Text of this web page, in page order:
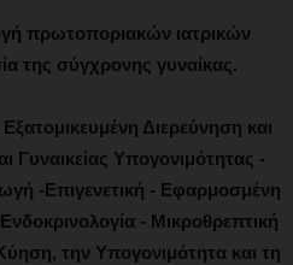
πρωτοποριακών ιατρικών
της σύγχρονης γυναίκας.
Διερεύνηση και
Γυναικείας Υπογονιμότητας -
-Επιγενετική - Εφαρμοσμένη
- Μικροθρεπτική
την Υπογονιμότητα και τη